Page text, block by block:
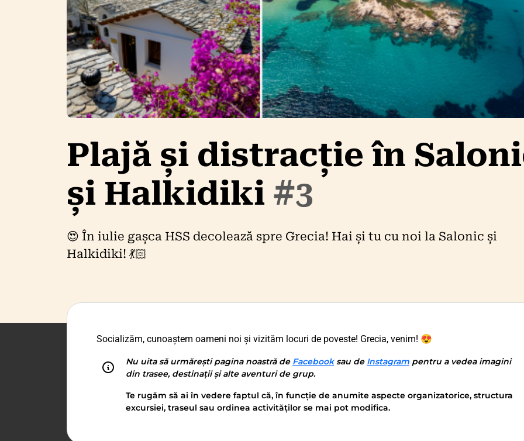
Plajă și distracție în
și Halkidiki #3
😍 În iulie gașca HSS decolează spre Grecia! Hai și tu cu noi la Salonic și
Halkidiki! 💃🏻
Socializăm, cunoaștem oameni noi și vizităm locuri de poveste! Grecia, venim! 😍
Nu uita să urmărești pagina noastră de Facebooksau de Instagram pentru a vedea imagini
din trasee, destinații și alte aventuri de grup.
Te rugăm să ai în vedere faptul că, în funcție de anumite aspecte organizatorice, structura
excursiei, traseul sau ordinea activităților se mai pot modifica.